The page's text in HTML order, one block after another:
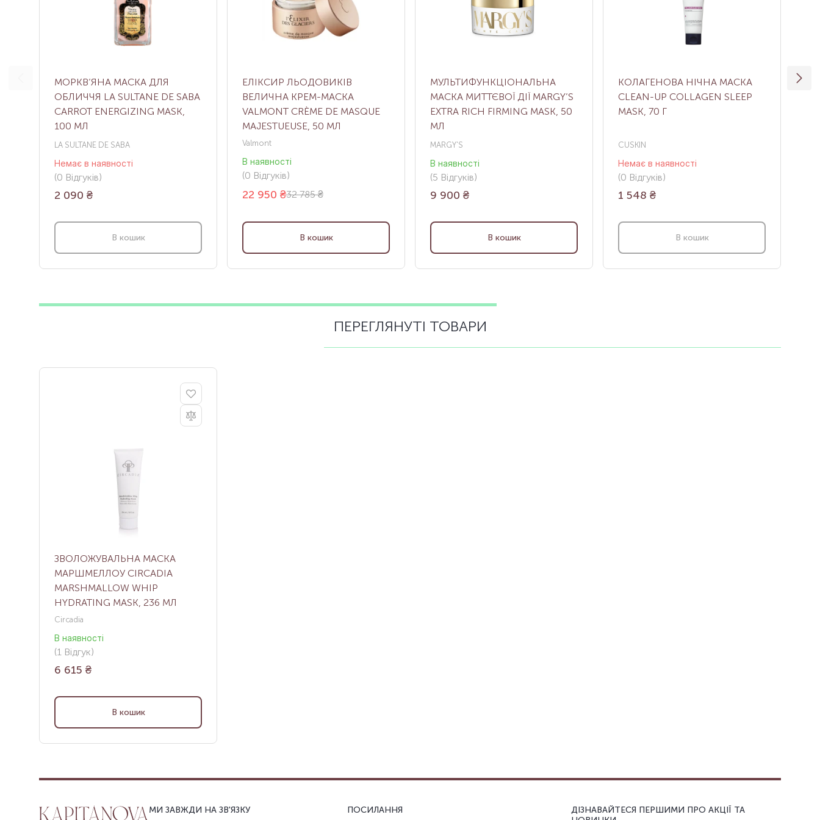
МОРКВ’ЯНА МАСКА ДЛЯ
ОБЛИЧЧЯ LA SULTANE DE SABA
CARROT ENERGIZING MASK,
100 МЛ
LA SULTANE DE SABA
Немає в наявності
(0 Відгуків)
2 090 ₴
В кошик
ЕЛІКСИР ЛЬОДОВИКІВ
ВЕЛИЧНА КРЕМ-МАСКА
VALMONT CRÈME DE MASQUE
MAJESTUEUSE, 50 МЛ
Valmont
В наявності
(0 Відгуків)
32 785 ₴
22 950 ₴
В кошик
МУЛЬТИФУНКЦІОНАЛЬНА
МАСКА МИТТЄВОЇ ДІЇ MARGY’S
EXTRA RICH FIRMING MASK, 50
МЛ
MARGY'S
В наявності
(5 Відгуків)
9 900 ₴
В кошик
КОЛАГЕНОВА НІЧНА МАСКА
CLEAN-UP COLLAGEN SLEEP
MASK, 70 Г
CUSKIN
Немає в наявності
(0 Відгуків)
1 548 ₴
В кошик
ПЕРЕГЛЯНУТІ ТОВАРИ
ЗВОЛОЖУВАЛЬНА МАСКА
МАРШМЕЛЛОУ CIRCADIA
MARSHMALLOW WHIP
HYDRATING MASK, 236 МЛ
Circadia
В наявності
(1 Відгук)
6 615 ₴
В кошик
МИ ЗАВЖДИ НА ЗВ'ЯЗКУ ПОСИЛАННЯ
ДІЗНАВАЙТЕСЯ ПЕРШИМИ ПРО АКЦІЇ ТА